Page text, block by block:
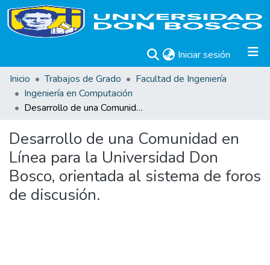
Iniciar sesión (current)
Inicio
Trabajos de Grado
Facultad de Ingeniería
Ingeniería en Computación
Desarrollo de una Comunidad en Línea para la Universidad Don Bosco, orientada al sistema de foros de discusión.
Desarrollo de una Comunidad en
Línea para la Universidad Don
Bosco, orientada al sistema de foros
de discusión.